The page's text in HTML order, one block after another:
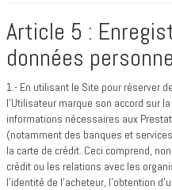
Article 5 :
données
1.- En utilisant le Site pour réserver
l’Utilisateur marque son accord sur
informations nécessaires aux
(notamment des banques et
la carte de crédit. Ceci comprend,
crédit ou les relations avec les
l’identité de l’acheteur, l’obtention